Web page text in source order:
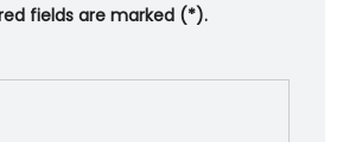
fields are marked (*).